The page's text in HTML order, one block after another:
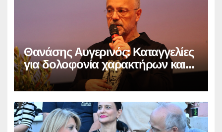
Θανάσης Αυγερινός: Καταγγελίες
για δολοφονία χαρακτήρων και
παραπληροφόρηση